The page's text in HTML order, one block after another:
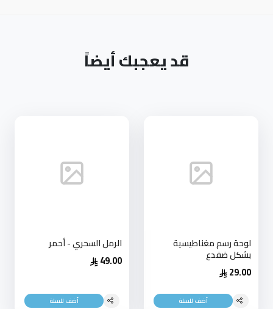
قد يعجبك أيضاً
لوحة رسم مغناطيسية
بشكل ضفدع
29.00
أضف للسلة
الرمل السحري - أحمر
49.00
أضف للسلة